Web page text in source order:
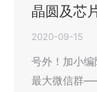
晶圆及芯
2020-09-15
号外！加小
最大微信群